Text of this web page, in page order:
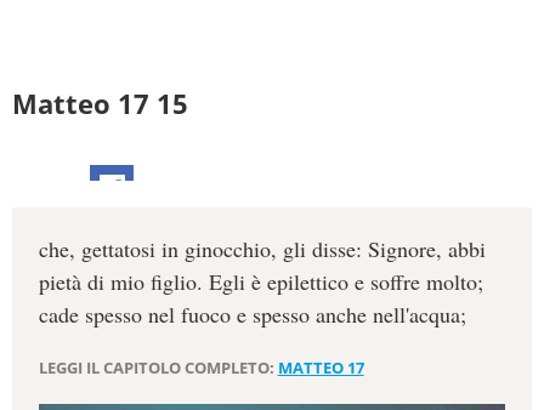
Matteo 17 15
che, gettatosi in ginocchio, gli disse: Signore, abbi
pietà di mio figlio. Egli è epilettico e soffre molto;
cade spesso nel fuoco e spesso anche nell'acqua;
LEGGI IL CAPITOLO COMPLETO: MATTEO 17